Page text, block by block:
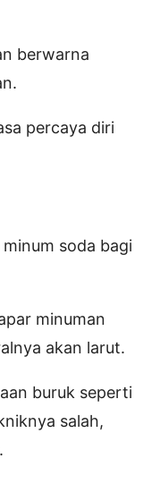
berwarna
percaya diri
soda bagi
minuman
akan larut.
buruk seperti
salah,